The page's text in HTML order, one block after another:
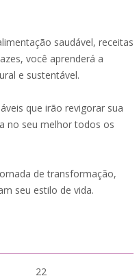
saudável, receitas
você aprenderá a
e sustentável.
que irão revigorar sua
no seu melhor todos os
de transformação,
seu estilo de vida.
22